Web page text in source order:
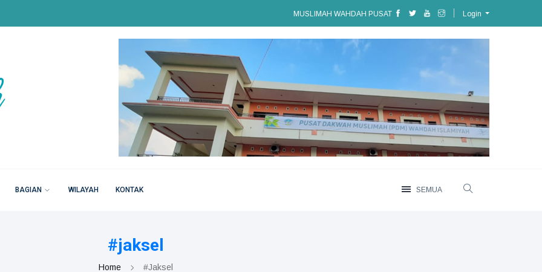
MUSLIMAH WAHDAH PUSAT Login
SEMUA
BAGIAN WILAYAH KONTAK
#jaksel
Home #jaksel